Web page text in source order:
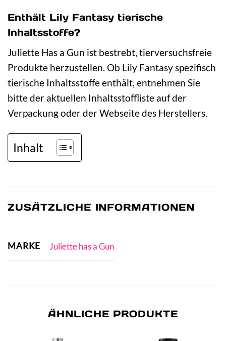
Enthält Lily Fantasy tierische
Inhaltsstoffe?
Juliette Has a Gun ist bestrebt, tierversuchsfreie
Produkte herzustellen. Ob Lily Fantasy spezifisch
tierische Inhaltsstoffe enthält, entnehmen Sie
bitte der aktuellen Inhaltsstoffliste auf der
Verpackung oder der Webseite des Herstellers.
Inhalt
ZUSÄTZLICHE INFORMATIONEN
MARKE Juliette has a Gun
ÄHNLICHE PRODUKTE